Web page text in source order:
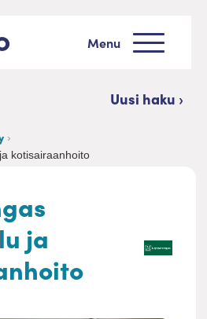
Menu
Uusi haku ›
kotisairaanhoito
ja